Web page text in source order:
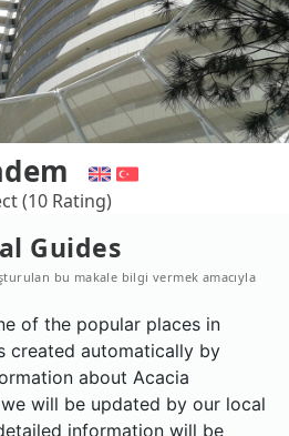
(10 Rating)
Guides
bu makale bilgi vermek amacıyla
of the popular places in
created automatically by
about Acacia
we will be updated by our local
information will be